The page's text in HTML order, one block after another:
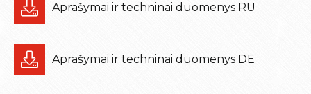
Aprašymai ir techninai duomenys RU
Aprašymai ir techninai duomenys DE